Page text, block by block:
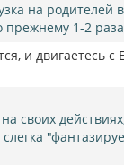
на
1-2
и двигаетесь с
своих
слегка